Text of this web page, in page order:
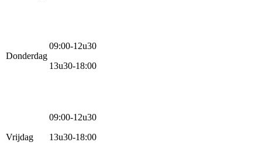
Donderdag
09:00-12u30
13u30-18:00
Vrijdag
09:00-12u30
13u30-18:00